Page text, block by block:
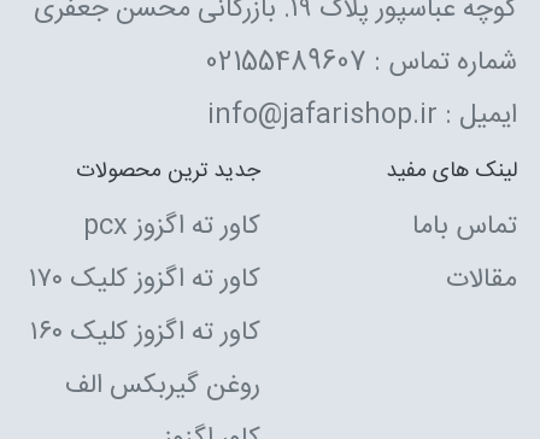
کوچه عباسپور پلاک ۱۹. بازرگانی محسن جعفری
شماره تماس : 02155489607
ایمیل : info@jafarishop.ir
لینک های مفید
تماس باما
مقالات
جدید ترین محصولات
کاور ته اگزوز pcx
کاور ته اگزوز کلیک ۱۷۰
کاور ته اگزوز کلیک ۱۶۰
روغن گیربکس الف